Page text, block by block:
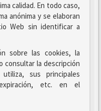
calidad. En todo caso,
anónima y se elaboran
Web sin identificar a
sobre las cookies, la
consultar la descripción
sus principales
etc. en el